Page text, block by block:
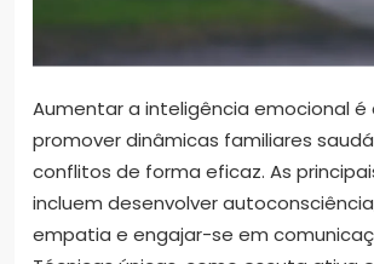
Aumentar a inteligência emocional é
promover dinâmicas familiares
conflitos de forma eficaz. As
incluem desenvolver
empatia e engajar-se em